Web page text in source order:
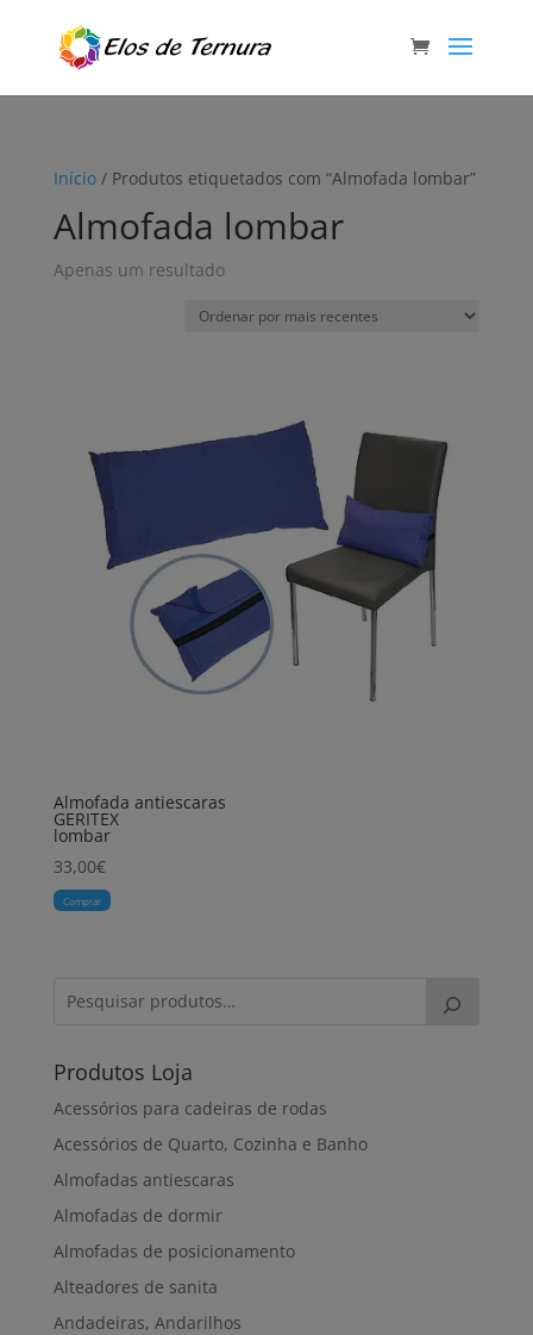
Início/ Produtos etiquetados com “Almofada lombar”
Almofada lombar
Apenas um resultado
Almofada antiescaras
GERITEX
lombar
33,00€
Comprar
Produtos Loja
Acessórios para cadeiras de rodas
Acessórios de Quarto, Cozinha e Banho
Almofadas antiescaras
Almofadas de dormir
Almofadas de posicionamento
Alteadores de sanita
Andadeiras, Andarilhos